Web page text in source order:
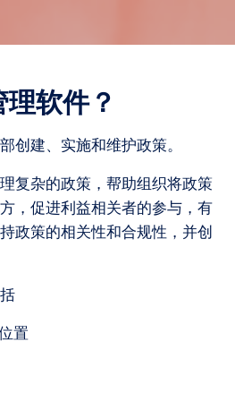
软件？
创建、实施和维护政策。
复杂的政策，帮助组织将政策
，促进利益相关者的参与，有
政策的相关性和合规性，并创
置